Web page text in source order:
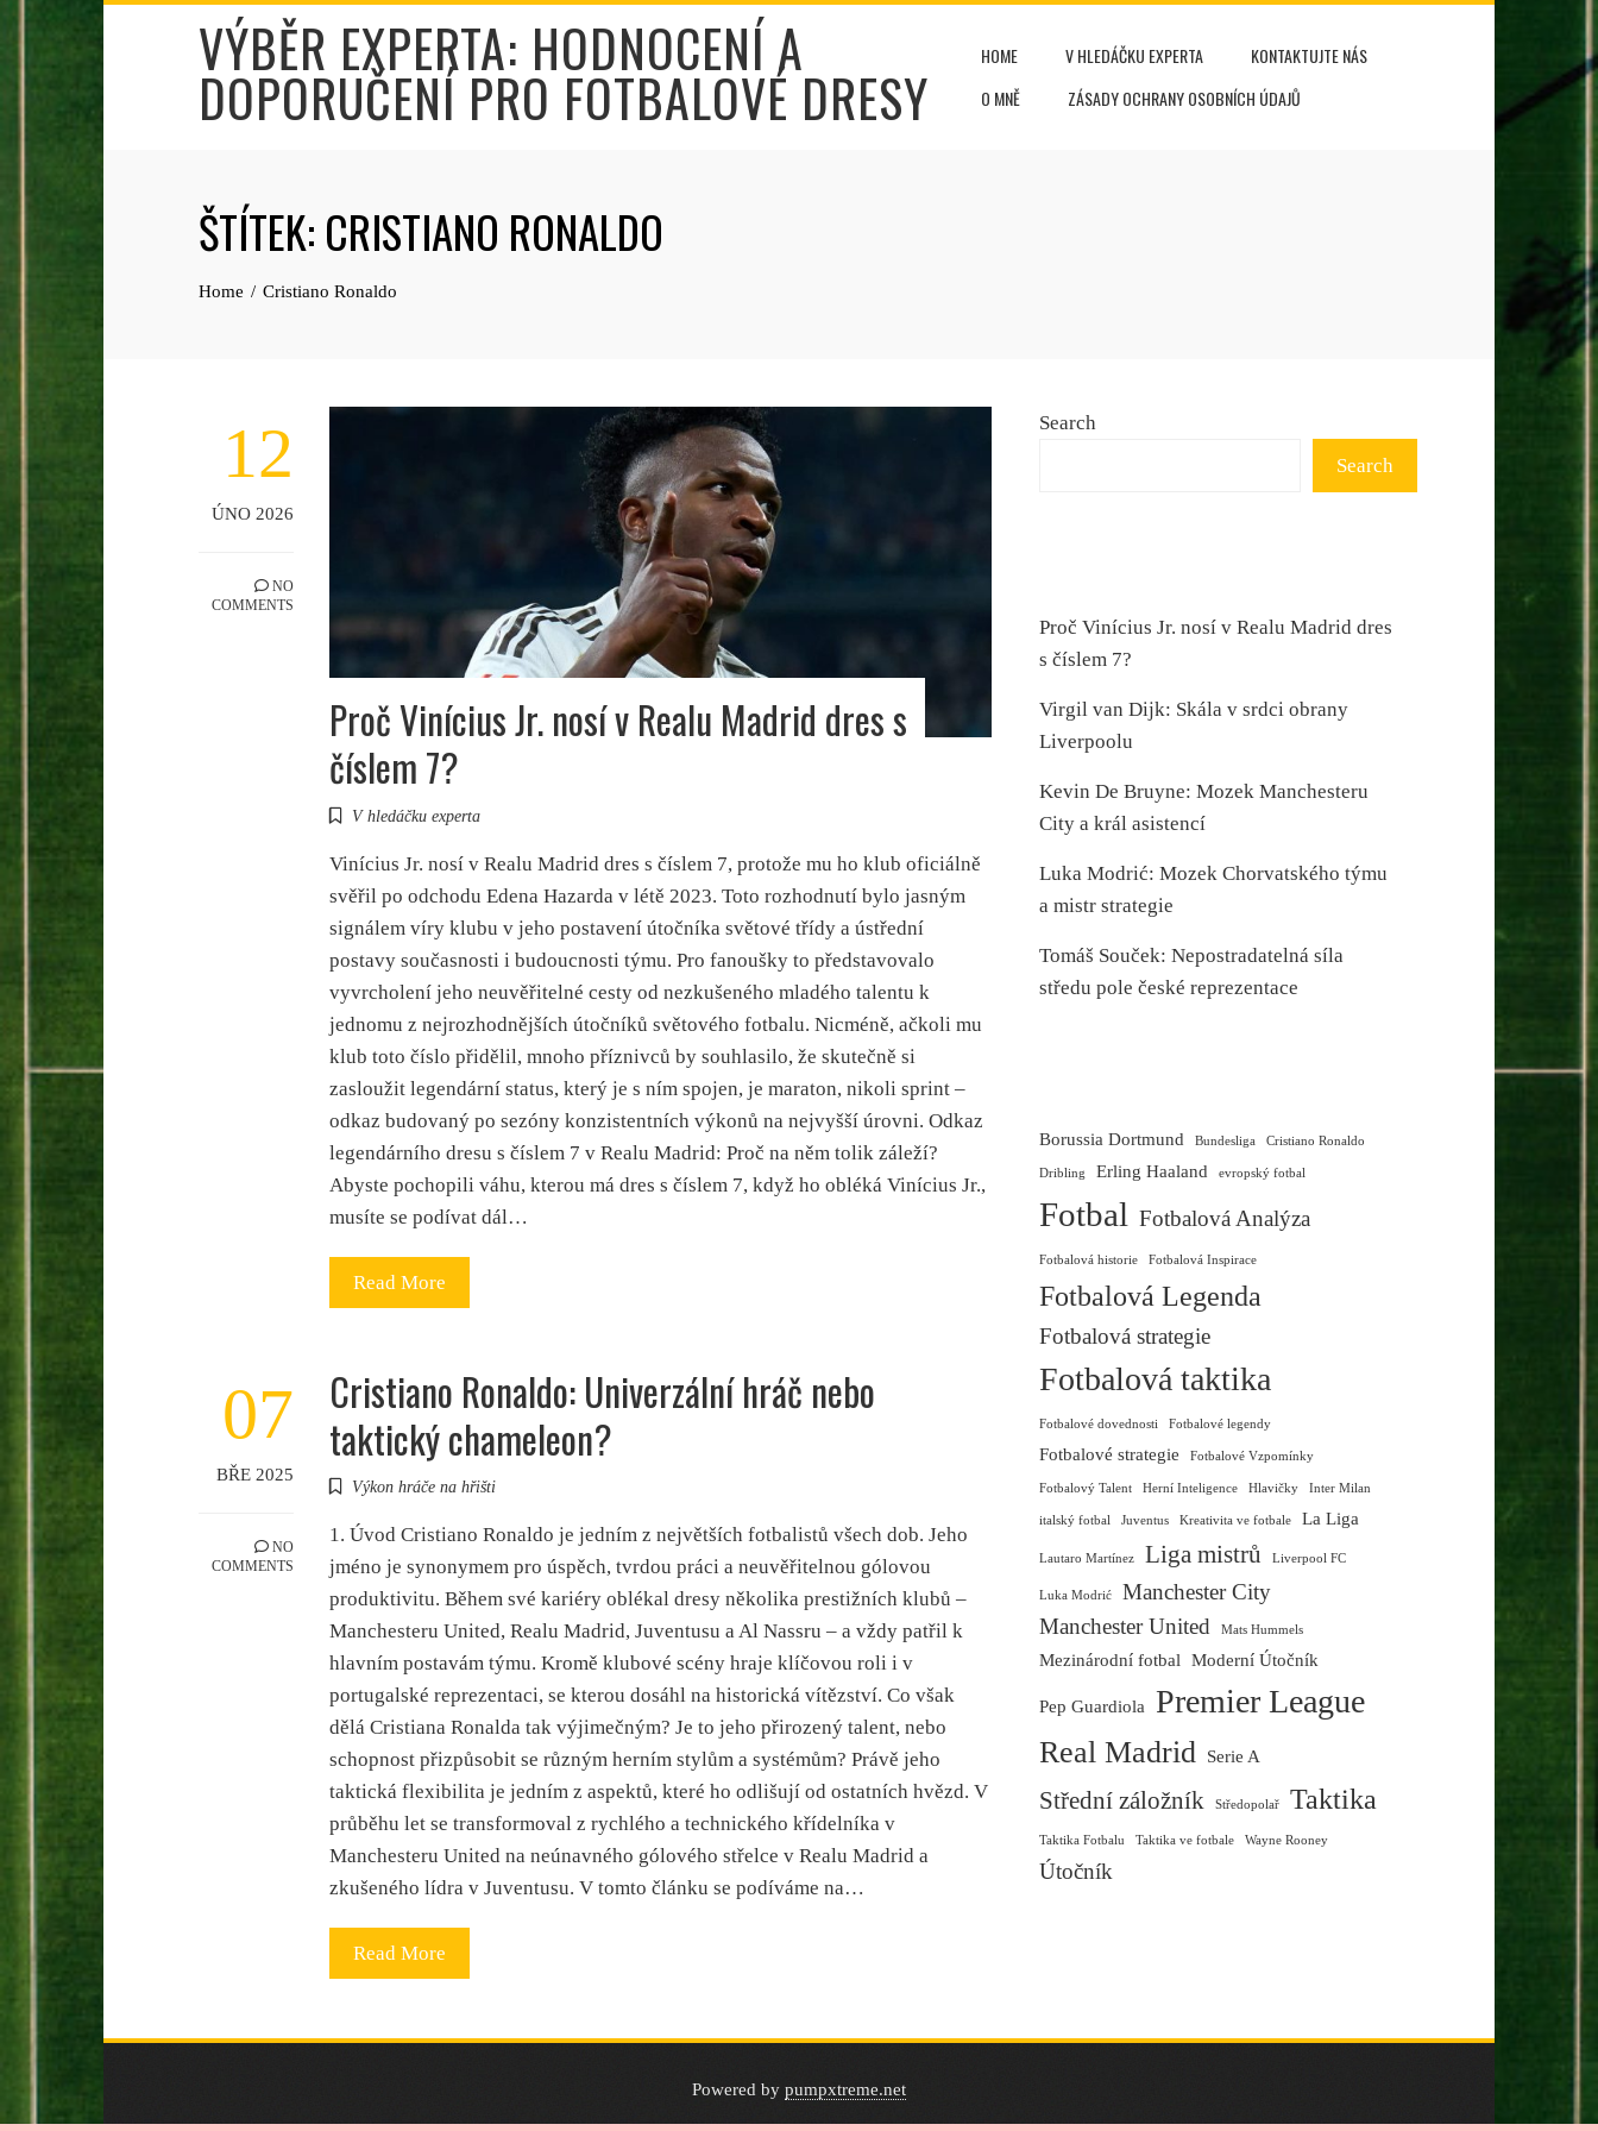
VÝBĚR EXPERTA: HODNOCENÍ A
DOPORUČENÍ PRO FOTBALOVÉ DRESY
HOME V HLEDÁČKU EXPERTA
KONTAKTUJTE NÁS
O MNĚ
ZÁSADY OCHRANY OSOBNÍCH ÚDAJŮ
ŠTÍTEK: CRISTIANO RONALDO
Home Cristiano Ronaldo
12
ÚNO 2026
NO
COMMENTS
Proč Vinícius Jr. nosí v Realu Madrid dres s
číslem 7?
V hledáčku experta
Vinícius Jr. nosí v Realu Madrid dres s číslem 7, protože mu ho klub oficiálně
svěřil po odchodu Edena Hazarda v létě 2023. Toto rozhodnutí bylo jasným
signálem víry klubu v jeho postavení útočníka světové třídy a ústřední
postavy současnosti i budoucnosti týmu. Pro fanoušky to představovalo
vyvrcholení jeho neuvěřitelné cesty od nezkušeného mladého talentu k
jednomu z nejrozhodnějších útočníků světového fotbalu. Nicméně, ačkoli mu
klub toto číslo přidělil, mnoho příznivců by souhlasilo, že skutečně si
zasloužit legendární status, který je s ním spojen, je maraton, nikoli sprint –
odkaz budovaný po sezóny konzistentních výkonů na nejvyšší úrovni. Odkaz
legendárního dresu s číslem 7 v Realu Madrid: Proč na něm tolik záleží?
Abyste pochopili váhu, kterou má dres s číslem 7, když ho obléká Vinícius Jr.,
musíte se podívat dál…
Read More
07
BŘE 2025
NO
COMMENTS
Cristiano Ronaldo: Univerzální hráč nebo
taktický chameleon?
Výkon hráče na hřišti
1. Úvod Cristiano Ronaldo je jedním z největších fotbalistů všech dob. Jeho
jméno je synonymem pro úspěch, tvrdou práci a neuvěřitelnou gólovou
produktivitu. Během své kariéry oblékal dresy několika prestižních klubů –
Manchesteru United, Realu Madrid, Juventusu a Al Nassru – a vždy patřil k
hlavním postavám týmu. Kromě klubové scény hraje klíčovou roli i v
portugalské reprezentaci, se kterou dosáhl na historická vítězství. Co však
dělá Cristiana Ronalda tak výjimečným? Je to jeho přirozený talent, nebo
schopnost přizpůsobit se různým herním stylům a systémům? Právě jeho
taktická flexibilita je jedním z aspektů, které ho odlišují od ostatních hvězd. V
průběhu let se transformoval z rychlého a technického křídelníka v
Manchesteru United na neúnavného gólového střelce v Realu Madrid a
zkušeného lídra v Juventusu. V tomto článku se podíváme na…
Read More
Search
Search
Proč Vinícius Jr. nosí v Realu Madrid dres
s číslem 7?
Virgil van Dijk: Skála v srdci obrany
Liverpoolu
Kevin De Bruyne: Mozek Manchesteru
City a král asistencí
Luka Modrić: Mozek Chorvatského týmu
a mistr strategie
Tomáš Souček: Nepostradatelná síla
středu pole české reprezentace
Borussia Dortmund Bundesliga Cristiano Ronaldo
Dribling Erling Haaland evropský fotbal
Fotbal Fotbalová Analýza
Fotbalová historie Fotbalová Inspirace
Fotbalová Legenda
Fotbalová strategie
Fotbalová taktika
Fotbalové dovednosti Fotbalové legendy
Fotbalové strategie Fotbalové Vzpomínky
Fotbalový Talent Herní Inteligence Hlavičky Inter Milan
italský fotbal Juventus Kreativita ve fotbale La Liga
Lautaro Martínez Liga mistrů Liverpool FC
Luka Modrić
Manchester City
Manchester United
Mats Hummels
Mezinárodní fotbal Moderní Útočník
Pep Guardiola Premier League
Real Madrid Serie A
Střední záložník Středopolař Taktika
Taktika Fotbalu Taktika ve fotbale Wayne Rooney
Útočník
Powered by pumpxtreme.net